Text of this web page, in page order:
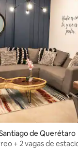
de Querétaro
+ 2 vagas de